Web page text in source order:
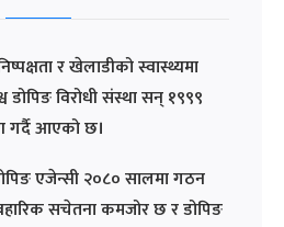
र खेलाडीको स्वास्थ्यमा
डोपिङ विरोधी संस्था सन् १९९९
गर्दै आएको छ।
एजेन्सी २०८० सालमा गठन
सचेतना कमजोर छ र डोपिङ